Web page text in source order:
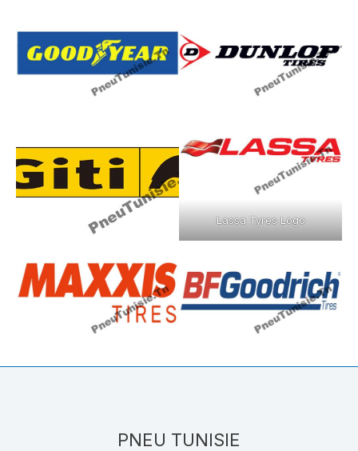
Lassa Tyres Logo
PNEU TUNISIE